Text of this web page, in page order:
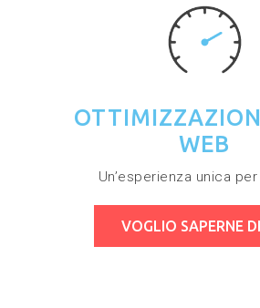
WEB
Un’esperienza unica per
VOGLIO SAPERNE